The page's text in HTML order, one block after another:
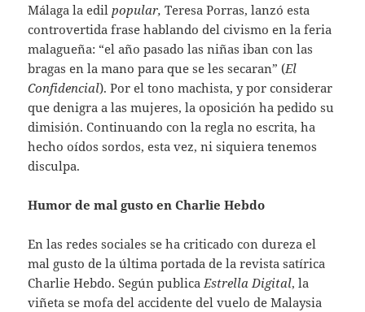
Málaga la edilpopular,Teresa Porras, lanzó esta
controvertida frase hablando del civismo en la feria
malagueña: “el año pasado las niñas iban con las
bragas en la mano para que se les secaran” (El
Confidencial). Por el tono machista, y por considerar
que denigra a las mujeres, la oposición ha pedido su
dimisión. Continuando con la regla no escrita, ha
hecho oídos sordos, esta vez, ni siquiera tenemos
disculpa.
Humor de mal gusto en Charlie Hebdo
En las redes sociales se ha criticado con dureza el
mal gusto de la última portada de la revista satírica
Charlie Hebdo. Según publicaEstrella Digital, la
viñeta se mofa del accidente del vuelo de Malaysia